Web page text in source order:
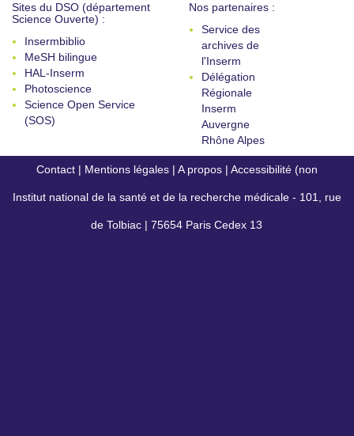
Sites du DSO (département
Science Ouverte) :
Insermbiblio
MeSH bilingue
HAL-Inserm
Photoscience
Science Open Service
(SOS)
Nos partenaires :
Service des
archives de
l'Inserm
Délégation
Régionale
Inserm
Auvergne
Rhône Alpes
Contact | Mentions légales | A propos | Accessibilité (non
conforme)
Institut national de la santé et de la recherche médicale - 101, rue
de Tolbiac | 75654 Paris Cedex 13